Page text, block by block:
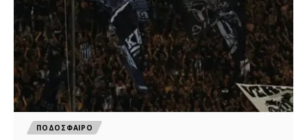
ΠΟΔΟΣΦΑΙΡΟ